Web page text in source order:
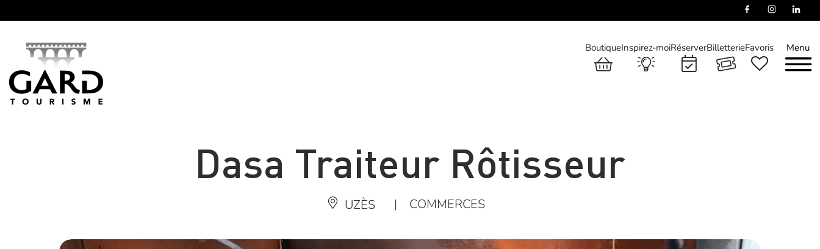
Menu
BoutiqueInspirez-moiRéserverBilletterieFavoris
Dasa Traiteur Rôtisseur
UZÈS | COMMERCES